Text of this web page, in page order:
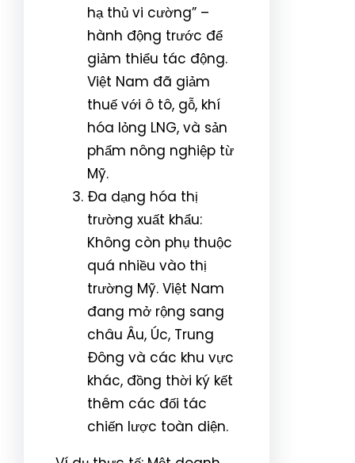
hạ thủ vi cường” –
hành động trước để
giảm thiểu tác động.
Việt Nam đã giảm
thuế với ô tô, gỗ, khí
hóa lỏng LNG, và sản
phẩm nông nghiệp từ
Mỹ.
Đa dạng hóa thị
trường xuất khẩu:
Không còn phụ thuộc
quá nhiều vào thị
trường Mỹ. Việt Nam
đang mở rộng sang
châu Âu, Úc, Trung
Đông và các khu vực
khác, đồng thời ký kết
thêm các đối tác
chiến lược toàn diện.